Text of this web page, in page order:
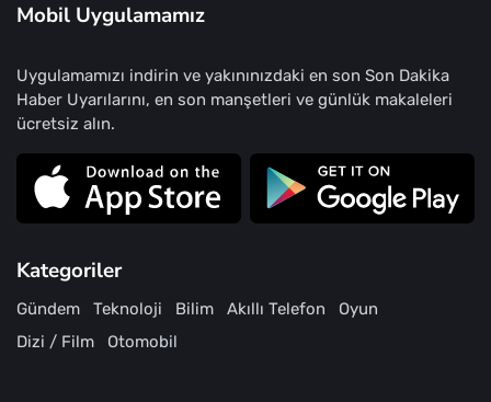
Mobil Uygulamamız
Uygulamamızı indirin ve yakınınızdaki en son Son Dakika
Haber Uyarılarını, en son manşetleri ve günlük makaleleri
ücretsiz alın.
Kategoriler
Gündem Teknoloji Bilim Akıllı Telefon
Oyun
Dizi / Film
Otomobil